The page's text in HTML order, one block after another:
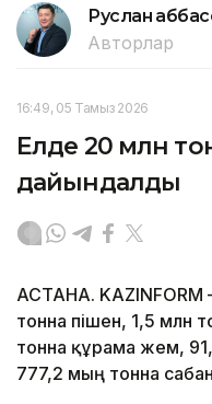
Руслан
Авторлар
16:49, 05 Тамыз 2026
Елде 20 млн
дайындалды
АСТАНА. KAZINFORM —
тонна пішен, 1,5 млн
тонна құрама жем,
777,2 мың тонна